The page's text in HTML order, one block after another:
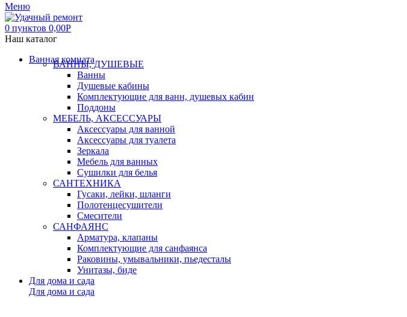
Меню
0 пунктов 0,00Р
Наш каталог
Ванная комната
ВАННЫ, ДУШЕВЫЕ
Ванны
Душевые кабины
Комплектующие для ванн, душевых кабин
Поддоны
МЕБЕЛЬ, АКСЕССУАРЫ
Аксессуары для ванной
Аксессуары для туалета
Зеркала
Мебель для ванных
Сушилки для белья
САНТЕХНИКА
Гусаки, лейки, шланги
Полотенцесушители
Смесители
САНФАЯНС
Арматура, клапаны
Комплектующие для санфаянса
Раковины, умывальники, пьедесталы
Унитазы, биде
Для дома и сада
Для дома и сада